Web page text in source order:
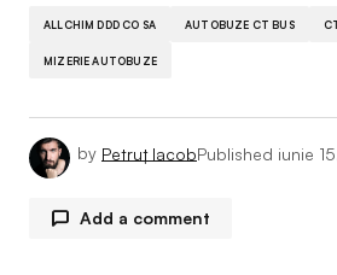
ALLCHIM DDD CO SA AUTOBUZE CT BUS
MIZERIE AUTOBUZE
by Petruț IacobPublished iunie
Add a comment